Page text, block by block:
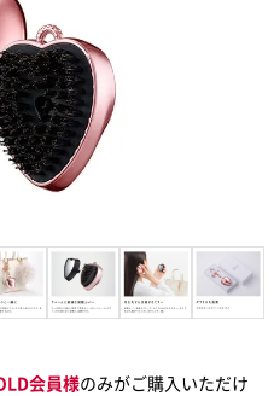
会員様のみがご購入いただけ